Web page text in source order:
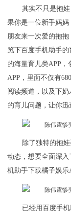
其实不只是抱
果你是一位新手妈
朋友来一次爱的抱
览下百度手机助手
的海量育儿类APP
APP，里面不仅有
阅读频道，以及下
的育儿问题，让你迅
除了独特的抱
动态，想要全面深
机助手下载橘子娱乐
已经用百度手